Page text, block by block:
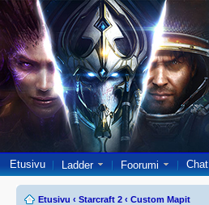
Etusivu Ladder Foorumi Chat
Etusivu ‹ Starcraft 2 ‹ Custom Mapit